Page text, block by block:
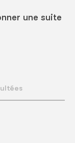
une suite